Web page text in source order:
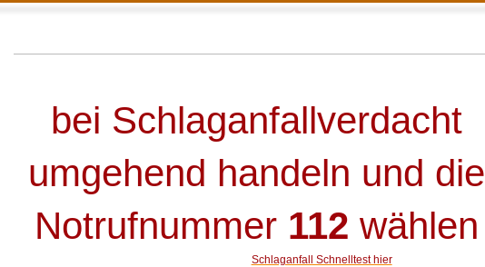
bei Schlaganfallverdacht
umgehend handeln und die
Notrufnummer 112 wählen
Schlaganfall Schnelltest hier